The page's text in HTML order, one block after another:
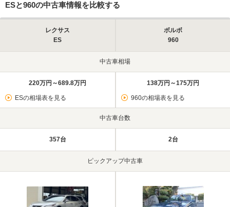
ESと960の中古車情報を比較する
レクサス
ES
ボルボ
960
中古車相場
220万円～689.8万円
ESの相場表を見る
138万円～175万円
960の相場表を見る
中古車台数
357台 2台
ピックアップ中古車